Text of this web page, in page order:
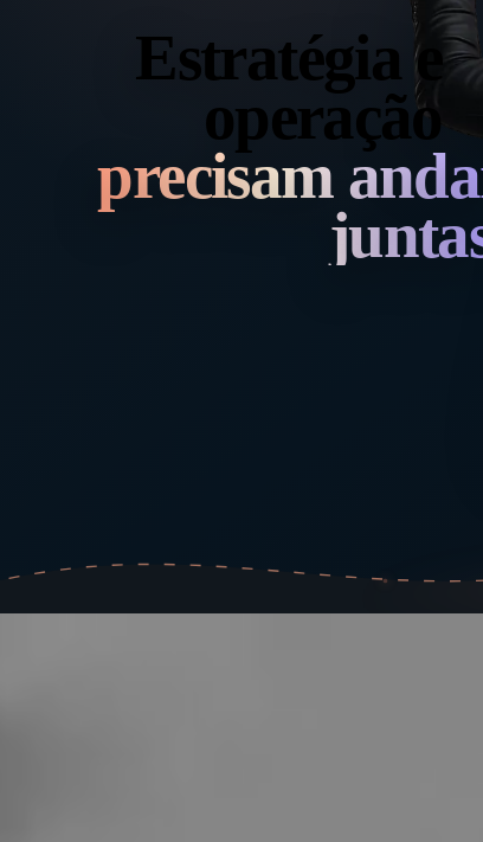
Estratégia e
operação
precisam